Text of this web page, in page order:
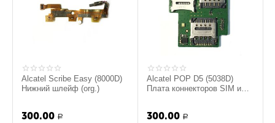
Alcatel Scribe Easy (8000D)
Нижний шлейф (org.)
300.00 Р
Alcatel POP D5 (5038D)
Плата коннекторов SIM и
300.00 Р